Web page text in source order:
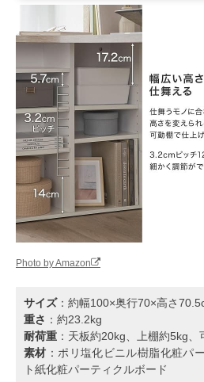
Photo by Amazon
サイズ：約幅100×奥行70×高さ
重さ ：約23.2kg
耐荷重 ：天板約20kg、上棚約5kg、
素材 ：ポリ塩化ビニル樹脂化粧パ
ト紙化粧パーティクルボード